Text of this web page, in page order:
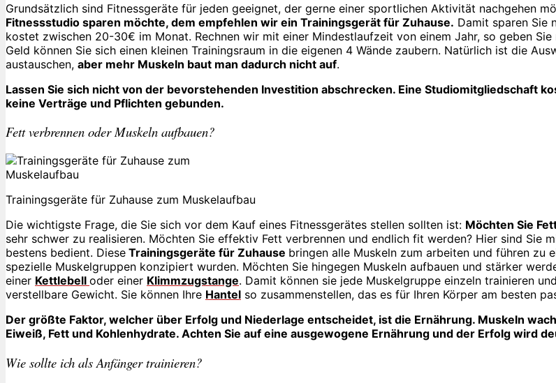
Grundsätzlich sind Fitnessgeräte für jeden geeignet, der gerne einer sportlichen Aktivität nachgehen
Fitnessstudio sparen möchte, dem empfehlen wir ein Trainingsgerät für Zuhause. Damit sparen Sie
kostet zwischen 20-30€ im Monat. Rechnen wir mit einer Mindestlaufzeit von einem Jahr, so geben
Geld können Sie sich einen kleinen Trainingsraum in die eigenen 4 Wände zaubern. Natürlich ist die
austauschen, aber mehr Muskeln baut man dadurch nicht auf.
Lassen Sie sich nicht von der bevorstehenden Investition abschrecken. Eine Studiomitgliedschaft
keine Verträge und Pflichten gebunden.
Fett verbrennen oder Muskeln aufbauen?
Trainingsgeräte für Zuhause zum Muskelaufbau
Die wichtigste Frage, die Sie sich vor dem Kauf eines Fitnessgerätes stellen sollten ist: Möchten Sie
sehr schwer zu realisieren. Möchten Sie effektiv Fett verbrennen und endlich fit werden? Hier sind Sie
bestens bedient. Diese Trainingsgeräte für Zuhause bringen alle Muskeln zum arbeiten und führen zu
spezielle Muskelgruppen konzipiert wurden. Möchten Sie hingegen Muskeln aufbauen und stärker
einer Kettlebell oder einer Klimmzugstange. Damit können sie jede Muskelgruppe einzeln trainieren
verstellbare Gewicht. Sie können Ihre Hantel so zusammenstellen, das es für Ihren Körper am besten
Der größte Faktor, welcher über Erfolg und Niederlage entscheidet, ist die Ernährung. Muskeln
Eiweiß, Fett und Kohlenhydrate. Achten Sie auf eine ausgewogene Ernährung und der Erfolg wird
Wie sollte ich als Anfänger trainieren?